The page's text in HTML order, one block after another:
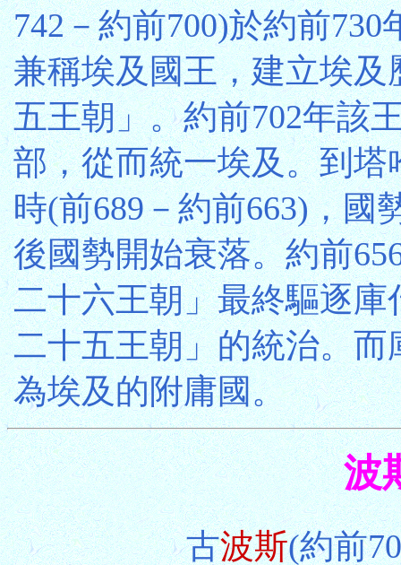
742－約前700)於約前730
兼稱埃及國王，建立埃及
五王朝」。約前702年該
部，從而統一埃及。到塔
時(前689－約前663)，國
後國勢開始衰落。約前
二十六王朝」最終驅逐庫
二十五王朝」的統治。而
為埃及的附庸國。
波
古波斯(約前